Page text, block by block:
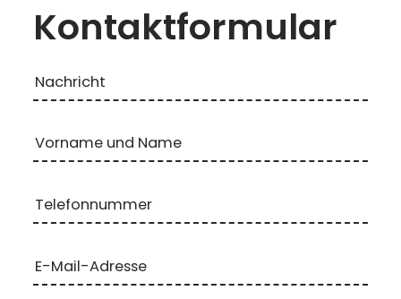
Kontaktformular
Nachricht
Vorname und Name
Telefonnummer
E-Mail-Adresse